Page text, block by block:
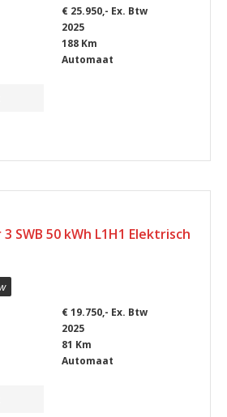
€ 25.950,- Ex. Btw
2025
188 Km
Automaat
SWB 50 kWh L1H1 Elektrisch
€ 19.750,- Ex. Btw
2025
81 Km
Automaat